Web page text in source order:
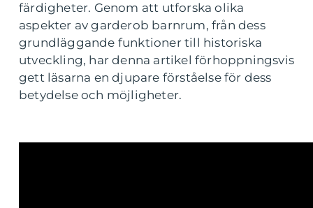
färdigheter. Genom att utforska olika
aspekter av garderob barnrum, från dess
grundläggande funktioner till historiska
utveckling, har denna artikel förhoppningsvis
gett läsarna en djupare förståelse för dess
betydelse och möjligheter.